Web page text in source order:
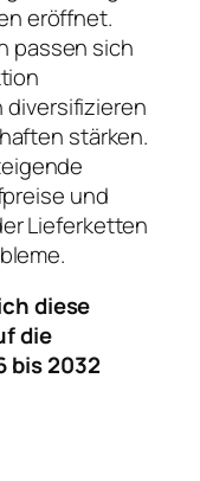
eröffnet.
passen sich
diversifizieren
stärken.
und
Lieferketten
diese
die
bis 2032